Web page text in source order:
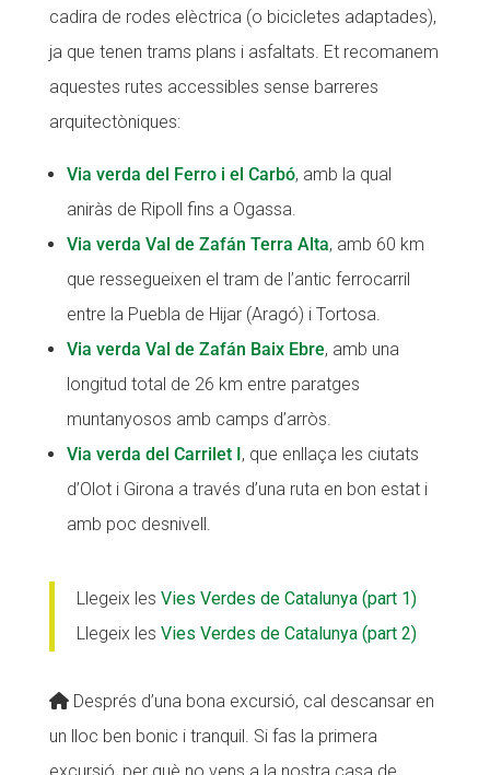
cadira de rodes elèctrica (o bicicletes adaptades),
ja que tenen trams plans i asfaltats. Et recomanem
aquestes rutes accessibles sense barreres
arquitectòniques:
Via verda del Ferro i el Carbó, amb la qual
aniràs de Ripoll fins a Ogassa.
Via verda Val de Zafán Terra Alta, amb 60 km
que ressegueixen el tram de l’antic ferrocarril
entre la Puebla de Hijar (Aragó) i Tortosa.
Via verda Val de Zafán Baix Ebre, amb una
longitud total de 26 km entre paratges
muntanyosos amb camps d’arròs.
Via verda del Carrilet I , que enllaça les ciutats
d’Olot i Girona a través d’una ruta en bon estat i
amb poc desnivell.
Llegeix les Vies Verdes de Catalunya (part 1)
Llegeix les Vies Verdes de Catalunya (part 2)
Després d’una bona excursió, cal descansar en
un lloc ben bonic i tranquil. Si fas la primera